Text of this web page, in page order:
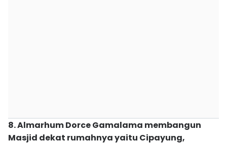
8. Almarhum Dorce Gamalama membangun
Masjid dekat rumahnya yaitu Cipayung,